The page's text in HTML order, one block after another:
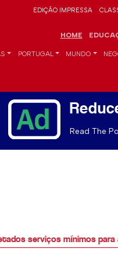
EDIÇÃO IMPRESSA
HOME
PORTUGAL MUNDO
Read The
serviços mínimos